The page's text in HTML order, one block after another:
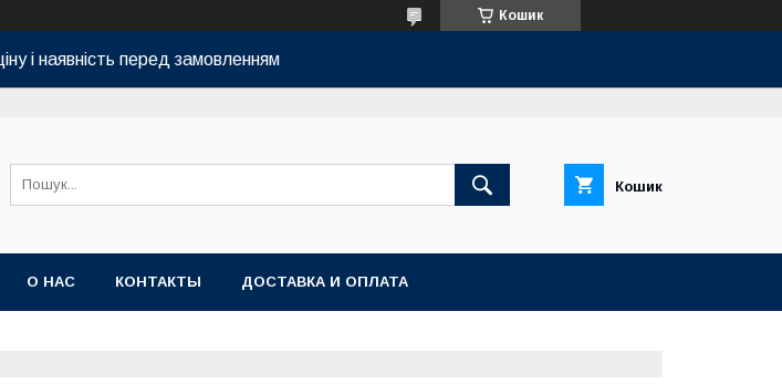
Кошик
і наявність перед замовленням
Кошик
О НАС КОНТАКТЫ ДОСТАВКА И ОПЛАТА